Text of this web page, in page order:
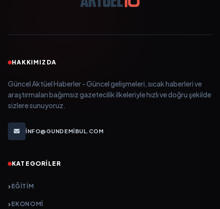
HAKKIMIZDA
Güncel Aktüel Haberler - Güncel gelişmeleri, sıcak haberleri ve
araştırmaları bağımsız gazetecilik ilkeleriyle hızlı ve doğru şekilde
sizlere sunuyoruz.
INFO@GUNDEMIBUL.COM
KATEGORILER
EĞITIM
EKONOMI